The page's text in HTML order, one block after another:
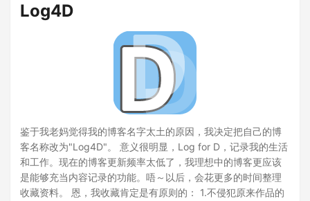
Log4D
鉴于我老妈觉得我的博客名字太土的原因，我决定把自己的博
客名称改为"Log4D"。 意义很明显，Log for D，记录我的生活
和工作。现在的博客更新频率太低了，我理想中的博客更应该
是能够充当内容记录的功能。唔～以后，会花更多的时间整理
收藏资料。 恩，我收藏肯定是有原则的： 1.不侵犯原来作品的